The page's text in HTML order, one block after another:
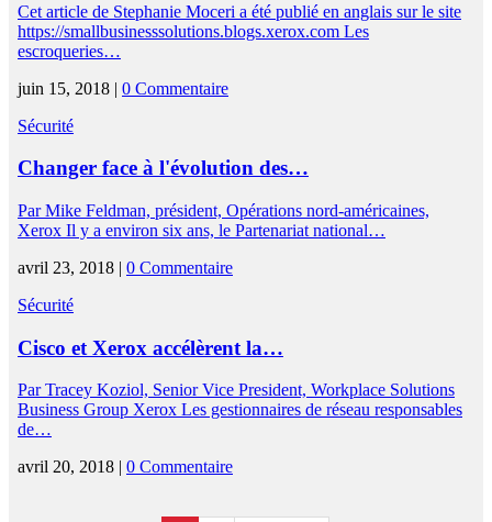
Cet article de Stephanie Moceri a été publié en anglais sur le site
https://smallbusinesssolutions.blogs.xerox.com Les
escroqueries…
juin 15, 2018 | 0 Commentaire
Sécurité
Changer face à l'évolution des…
Par Mike Feldman, président, Opérations nord-américaines,
Xerox Il y a environ six ans, le Partenariat national…
avril 23, 2018 | 0 Commentaire
Sécurité
Cisco et Xerox accélèrent la…
Par Tracey Koziol, Senior Vice President, Workplace Solutions
Business Group Xerox Les gestionnaires de réseau responsables
de…
avril 20, 2018 | 0 Commentaire